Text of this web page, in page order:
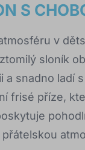
S
v
sloník
a snadno ladí
frisé příze,